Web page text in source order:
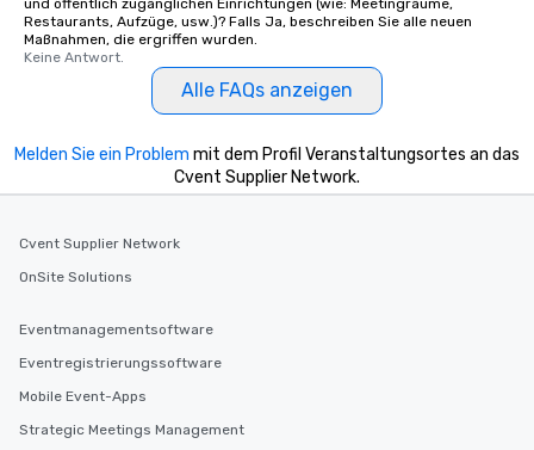
und öffentlich zugänglichen Einrichtungen (wie: Meetingräume,
Restaurants, Aufzüge, usw.)? Falls Ja, beschreiben Sie alle neuen
Maßnahmen, die ergriffen wurden.
Keine Antwort.
Alle FAQs anzeigen
Melden Sie ein Problem mit dem Profil Veranstaltungsortes an das
Cvent Supplier Network.
Cvent Supplier Network
OnSite Solutions
Eventmanagementsoftware
Eventregistrierungssoftware
Mobile Event-Apps
Strategic Meetings Management